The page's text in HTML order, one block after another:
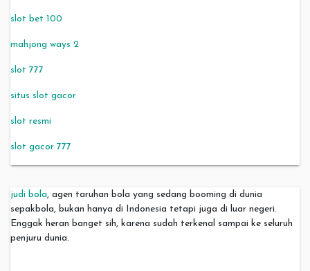
slot bet 100
mahjong ways 2
slot 777
situs slot gacor
slot resmi
slot gacor 777
judi bola, agen taruhan bola yang sedang booming di dunia
sepakbola, bukan hanya di Indonesia tetapi juga di luar negeri.
Enggak heran banget sih, karena sudah terkenal sampai ke seluruh
penjuru dunia.